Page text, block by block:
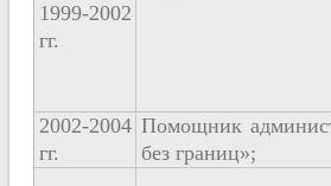
1999-2002
гг.
2002-2004
гг.
Помощник
без границ»;